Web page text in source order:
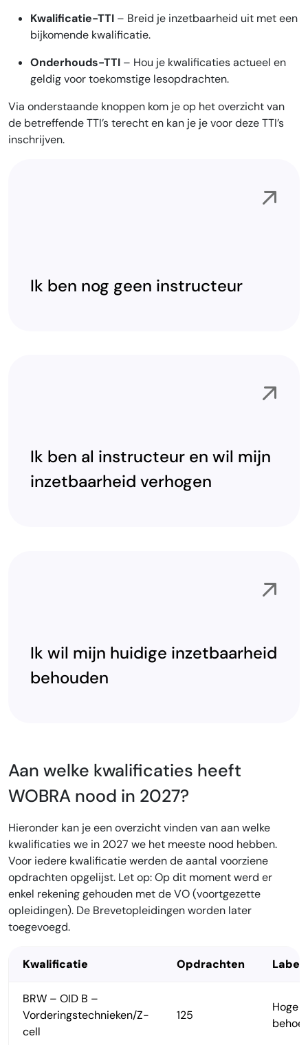
Kwalificatie-TTI – Breid je inzetbaarheid uit met een
bijkomende kwalificatie.
Onderhouds-TTI – Hou je kwalificaties actueel en
geldig voor toekomstige lesopdrachten.
Via onderstaande knoppen kom je op het overzicht van
de betreffende TTI’s terecht en kan je je voor deze TTI’s
inschrijven.
Ik ben nog geen instructeur
Ik ben al instructeur en wil mijn
inzetbaarheid verhogen
Ik wil mijn huidige inzetbaarheid
behouden
Aan welke kwalificaties heeft
WOBRA nood in 2027?
Hieronder kan je een overzicht vinden van aan welke
kwalificaties we in 2027 we het meeste nood hebben.
Voor iedere kwalificatie werden de aantal voorziene
opdrachten opgelijst. Let op: Op dit moment werd er
enkel rekening gehouden met de VO (voortgezette
opleidingen). De Brevetopleidingen worden later
toegevoegd.
Kwalificatie Opdrachten Label
BRW – OID B –
Vorderingstechnieken/Z-
cell
125
Hoge